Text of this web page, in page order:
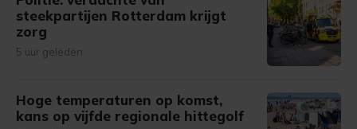
steekpartijen Rotterdam krijgt
zorg
5 uur geleden
Hoge temperaturen op komst,
kans op vijfde regionale hittegolf